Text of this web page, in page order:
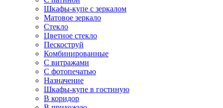
Шкафы-купе с зеркалом
Матовое зеркало
Стекло
Цветное стекло
Пескоструй
Комбинированные
С витражами
С фотопечатью
Назначение
Шкафы-купе в гостиную
В коридор